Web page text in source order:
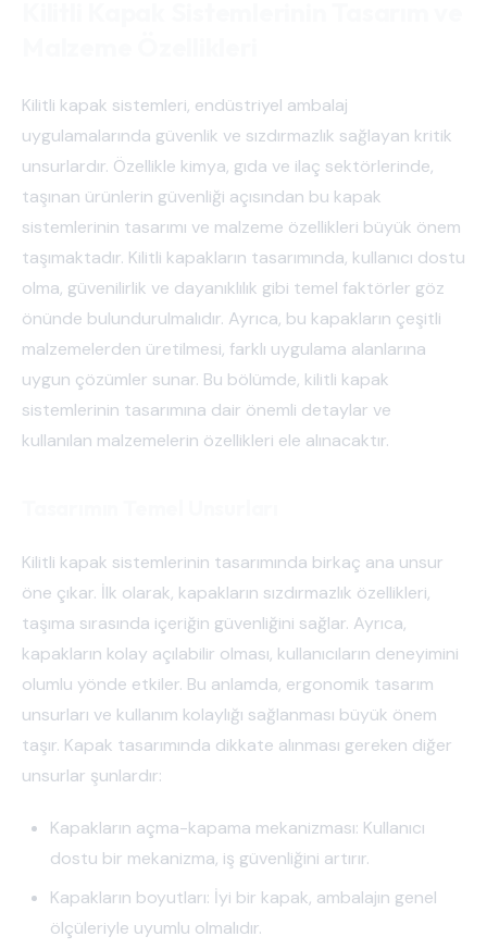
Kilitli kapak sistemleri, endüstriyel ambalaj
uygulamalarında güvenlik ve sızdırmazlık sağlayan kritik
unsurlardır. Özellikle kimya, gıda ve ilaç sektörlerinde,
taşınan ürünlerin güvenliği açısından bu kapak
sistemlerinin tasarımı ve malzeme özellikleri büyük önem
taşımaktadır. Kilitli kapakların tasarımında, kullanıcı dostu
olma, güvenilirlik ve dayanıklılık gibi temel faktörler göz
önünde bulundurulmalıdır. Ayrıca, bu kapakların çeşitli
malzemelerden üretilmesi, farklı uygulama alanlarına
uygun çözümler sunar. Bu bölümde, kilitli kapak
sistemlerinin tasarımına dair önemli detaylar ve
kullanılan malzemelerin özellikleri ele alınacaktır.
Kilitli kapak sistemlerinin tasarımında birkaç ana unsur
öne çıkar. İlk olarak, kapakların sızdırmazlık özellikleri,
taşıma sırasında içeriğin güvenliğini sağlar. Ayrıca,
kapakların kolay açılabilir olması, kullanıcıların deneyimini
olumlu yönde etkiler. Bu anlamda, ergonomik tasarım
unsurları ve kullanım kolaylığı sağlanması büyük önem
taşır. Kapak tasarımında dikkate alınması gereken diğer
unsurlar şunlardır:
Kapakların açma-kapama mekanizması: Kullanıcı
dostu bir mekanizma, iş güvenliğini artırır.
Kapakların boyutları: İyi bir kapak, ambalajın genel
ölçüleriyle uyumlu olmalıdır.